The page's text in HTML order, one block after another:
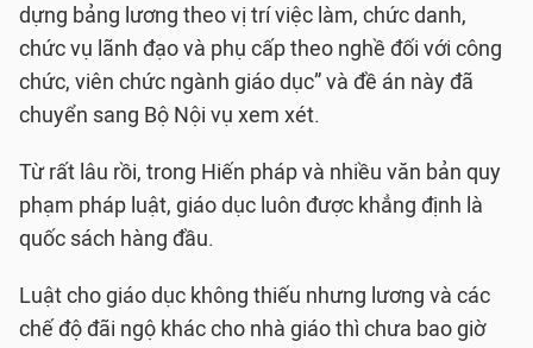
dựng bảng lương theo vị trí việc làm, chức danh,
chức vụ lãnh đạo và phụ cấp theo nghề đối với công
chức, viên chức ngành giáo dục” và đề án này đã
chuyển sang Bộ Nội vụ xem xét.
Từ rất lâu rồi, trong Hiến pháp và nhiều văn bản quy
phạm pháp luật, giáo dục luôn được khẳng định là
quốc sách hàng đầu.
Luật cho giáo dục không thiếu nhưng lương và các
chế độ đãi ngộ khác cho nhà giáo thì chưa bao giờ